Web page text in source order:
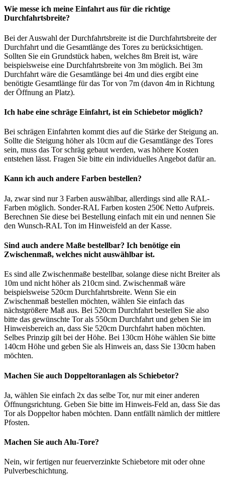
Wie messe ich meine Einfahrt aus für die richtige
Durchfahrtsbreite?
Bei der Auswahl der Durchfahrtsbreite ist die Durchfahrtsbreite der
Durchfahrt und die Gesamtlänge des Tores zu berücksichtigen.
Sollten Sie ein Grundstück haben, welches 8m Breit ist, wäre
beispielsweise eine Durchfahrtsbreite von 3m möglich. Bei 3m
Durchfahrt wäre die Gesamtlänge bei 4m und dies ergibt eine
benötigte Gesamtlänge für das Tor von 7m (davon 4m in Richtung
der Öffnung an Platz).
Ich habe eine schräge Einfahrt, ist ein Schiebetor möglich?
Bei schrägen Einfahrten kommt dies auf die Stärke der Steigung an.
Sollte die Steigung höher als 10cm auf die Gesamtlänge des Tores
sein, muss das Tor schräg gebaut werden, was höhere Kosten
entstehen lässt. Fragen Sie bitte ein individuelles Angebot dafür an.
Kann ich auch andere Farben bestellen?
Ja, zwar sind nur 3 Farben auswählbar, allerdings sind alle RAL-
Farben möglich. Sonder-RAL Farben kosten 250€ Netto Aufpreis.
Berechnen Sie diese bei Bestellung einfach mit ein und nennen Sie
den Wunsch-RAL Ton im Hinweisfeld an der Kasse.
Sind auch andere Maße bestellbar? Ich benötige ein
Zwischenmaß, welches nicht auswählbar ist.
Es sind alle Zwischenmaße bestellbar, solange diese nicht Breiter als
10m und nicht höher als 210cm sind. Zwischenmaß wäre
beispielsweise 520cm Durchfahrtsbreite. Wenn Sie ein
Zwischenmaß bestellen möchten, wählen Sie einfach das
nächstgrößere Maß aus. Bei 520cm Durchfahrt bestellen Sie also
bitte das gewünschte Tor als 550cm Durchfahrt und geben Sie im
Hinweisbereich an, dass Sie 520cm Durchfahrt haben möchten.
Selbes Prinzip gilt bei der Höhe. Bei 130cm Höhe wählen Sie bitte
140cm Höhe und geben Sie als Hinweis an, dass Sie 130cm haben
möchten.
Machen Sie auch Doppeltoranlagen als Schiebetor?
Ja, wählen Sie einfach 2x das selbe Tor, nur mit einer anderen
Öffnungsrichtung. Geben Sie bitte im Hinweis-Feld an, dass Sie das
Tor als Doppeltor haben möchten. Dann entfällt nämlich der mittlere
Pfosten.
Machen Sie auch Alu-Tore?
Nein, wir fertigen nur feuerverzinkte Schiebetore mit oder ohne
Pulverbeschichtung.